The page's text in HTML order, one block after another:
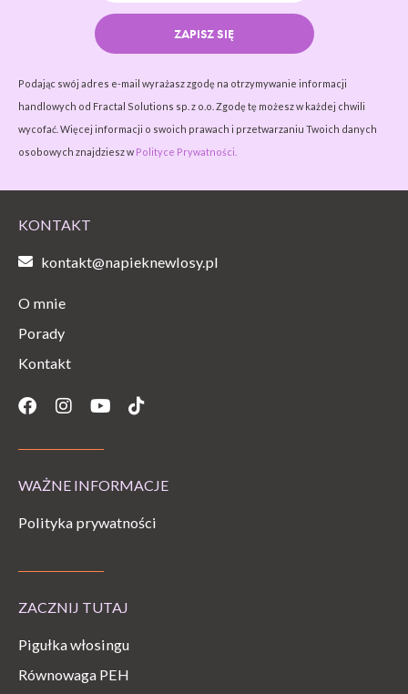
ZAPISZ SIĘ
Podając swój adres e-mail wyrażasz zgodę na otrzymywanie informacji
handlowych od Fractal Solutions sp. z o.o. Zgodę tę możesz w każdej chwili
wycofać. Więcej informacji o swoich prawach i przetwarzaniu Twoich danych
osobowych znajdziesz w Polityce Prywatności.
KONTAKT
kontakt@napieknewlosy.pl
O mnie
Porady
Kontakt
Facebook
Instagram
YoutubeTiktok
WAŻNE INFORMACJE
Polityka prywatności
ZACZNIJ TUTAJ
Pigułka włosingu
Równowaga PEH